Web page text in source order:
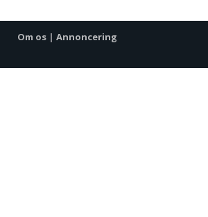
Om os | Annoncering